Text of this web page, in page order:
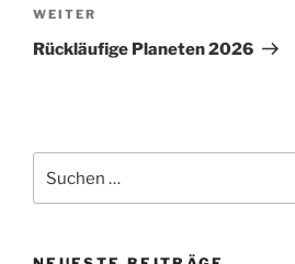
Nächster
Beitrag
WEITER
Rückläufige Planeten 2026
nach: